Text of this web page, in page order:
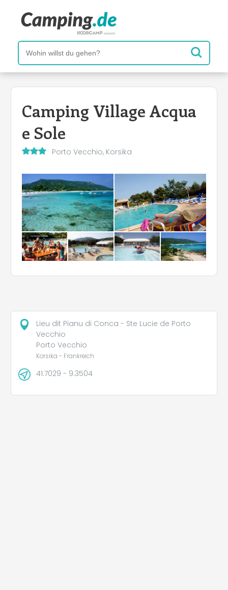
Camping Village Acqua
e Sole
Porto Vecchio, Korsika
Lieu dit Pianu di Conca - Ste Lucie de Porto
Vecchio
Porto Vecchio
Korsika - Frankreich
41.7029 - 9.3504